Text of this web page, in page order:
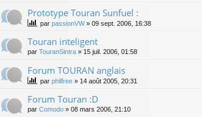
Prototype Touran Sunfuel :
par passionVW» 09 sept. 2006, 16:38
Touran inteligent
par TouranSintra » 15 juil. 2006, 01:58
Forum TOURAN anglais
par philfree » 14 août 2005, 20:31
Forum Touran :D
par Comodo » 08 mars 2006, 21:10